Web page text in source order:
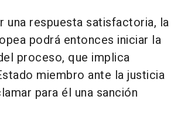
una respuesta satisfactoria, la
podrá entonces iniciar la
proceso, que implica
miembro ante la justicia
para él una sanción